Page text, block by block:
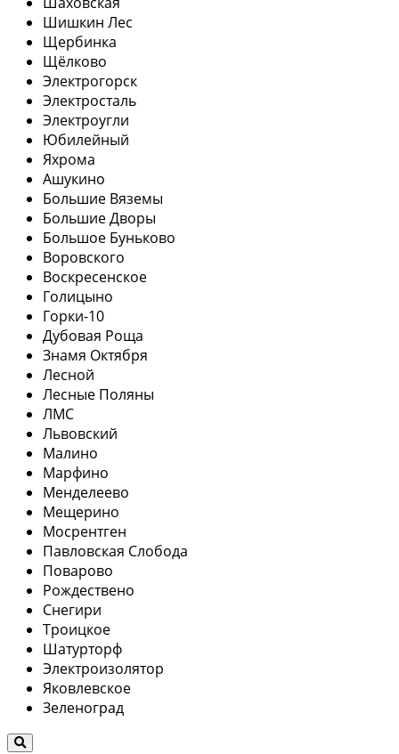
Шишкин Лес
Щербинка
Щёлково
Электрогорск
Электросталь
Электроугли
Юбилейный
Яхрома
Ашукино
Большие Вяземы
Большие Дворы
Большое Буньково
Воровского
Воскресенское
Голицыно
Горки-10
Дубовая Роща
Знамя Октября
Лесной
Лесные Поляны
ЛМС
Львовский
Малино
Марфино
Менделеево
Мещерино
Мосрентген
Павловская Слобода
Поварово
Рождествено
Снегири
Троицкое
Шатурторф
Электроизолятор
Яковлевское
Зеленоград